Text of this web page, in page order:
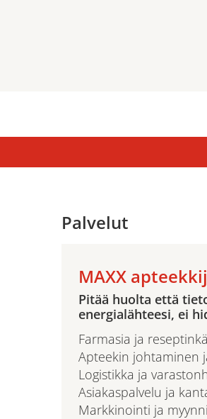
Palvelut
MAXX
Pitää huolta että
energialähteesi, ei
Farmasia ja
Apteekin johtaminen
Logistikka ja
Asiakaspalvelu ja
Markkinointi ja